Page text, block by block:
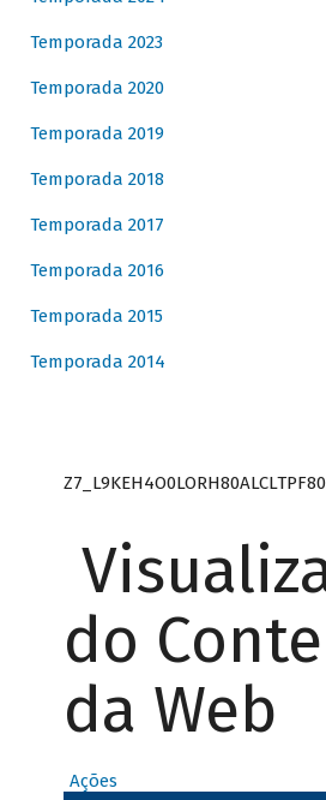
Temporada 2023
Temporada 2020
Temporada 2019
Temporada 2018
Temporada 2017
Temporada 2016
Temporada 2015
Temporada 2014
do
da Web
Ações